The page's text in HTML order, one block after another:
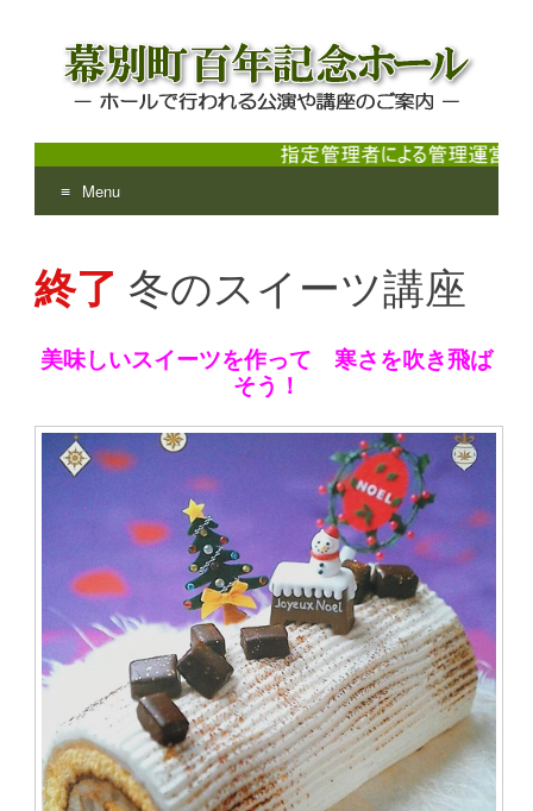
幕別町百年記念ホール
ホールで行われる公演や講座のご案内
Menu
content
終了 冬のスイーツ講座
美味しいスイーツを作って 寒さを吹き飛ば
そう！